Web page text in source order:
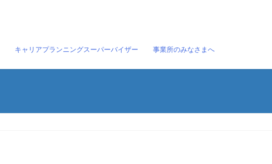
キャリアプランニングスーパーバイザー 事業所のみなさまへ